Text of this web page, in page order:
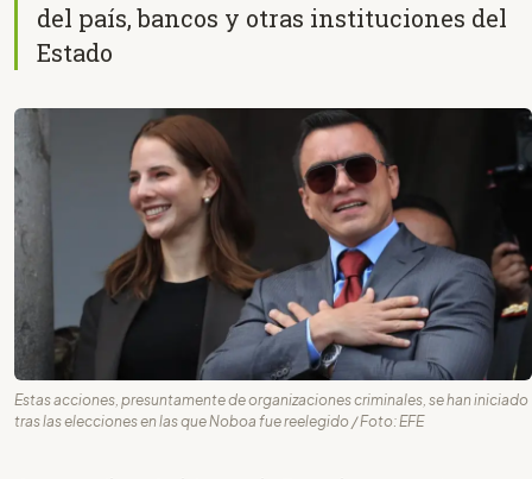
del país, bancos y otras instituciones del
Estado
Estas acciones, presuntamente de organizaciones criminales, se han iniciado
tras las elecciones en las que Noboa fue reelegido / Foto: EFE